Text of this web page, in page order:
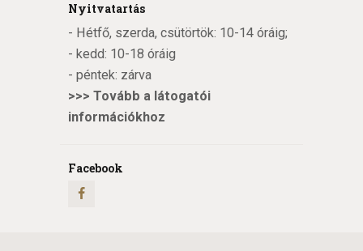
Nyitvatartás
- Hétfő, szerda, csütörtök: 10-14 óráig;
- kedd: 10-18 óráig
- péntek: zárva
>>> Tovább a látogatói
információkhoz
Facebook